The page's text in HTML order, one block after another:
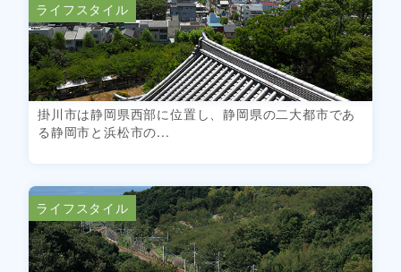
ライフスタイル
掛川市は静岡県西部に位置し、静岡県の二大都市であ
る静岡市と浜松市の...
ライフスタイル